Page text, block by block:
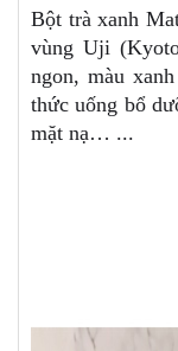
Bột trà xanh
vùng Uji
ngon, màu
thức uống bổ
mặt nạ… ...